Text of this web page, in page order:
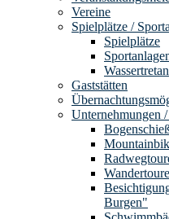
Vereine
Spielplätze /
Spielplätze
Gaststätten
Unternehmungen
Burgen"